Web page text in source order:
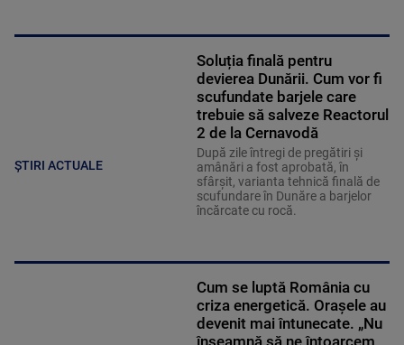
ȘTIRI ACTUALE
Soluția finală pentru
devierea Dunării. Cum vor fi
scufundate barjele care
trebuie să salveze Reactorul
2 de la Cernavodă
După zile întregi de pregătiri și
amânări a fost aprobată, în
sfârșit, varianta tehnică finală de
scufundare în Dunăre a barjelor
încărcate cu rocă.
Cum se luptă România cu
criza energetică. Orașele au
devenit mai întunecate. „Nu